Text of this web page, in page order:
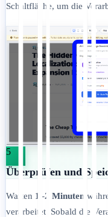
Schaltfläche, um die
5
Überprüfen und
Warten 1–2 Minuten
verarbeitet. Sobald die